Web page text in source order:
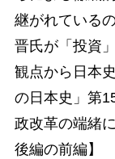
継がれている
晋氏が「投資
観点から日本
の日本史」第
政改革の端緒
後編の前編】